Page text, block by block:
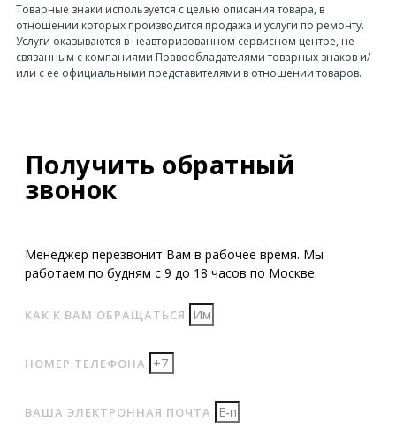
Товарные знаки используется с целью описания товара, в
отношении которых производится продажа и услуги по ремонту.
Услуги оказываются в неавторизованном сервисном центре, не
связанным с компаниями Правообладателями товарных знаков и/
или с ее официальными представителями в отношении товаров.
Получить обратный
звонок
Менеджер перезвонит Вам в рабочее время. Мы
работаем по будням с 9 до 18 часов по Москве.
КАК К ВАМ ОБРАЩАТЬСЯ
НОМЕР ТЕЛЕФОНА
ВАША ЭЛЕКТРОННАЯ ПОЧТА